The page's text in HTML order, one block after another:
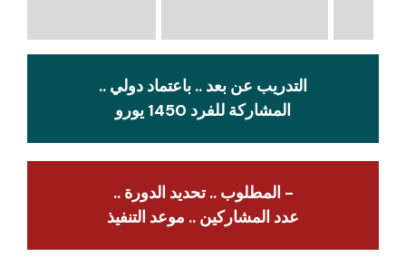
التدريب عن بعد .. باعتماد دولي ..
المشاركة للفرد 1450 يورو
- المطلوب .. تحديد الدورة ..
عدد المشاركين .. موعد التنفيذ